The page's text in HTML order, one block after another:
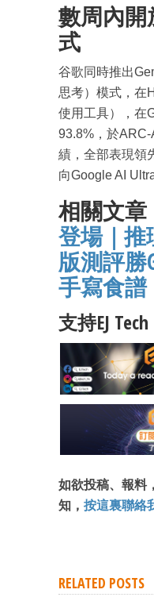
數周內
式
谷歌同時推出
思考）模式，在
使用工具），在
93.8%，於
績，全部表現領
向Google AI
相關文章
登場｜推
版測評勝
手寫食譜
支持EJ Tech
如欲投稿、報料
知， 按這裏聯絡
RELATED POSTS